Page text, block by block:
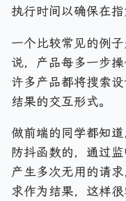
执行时间以确保在指
一个比较常见的例
说，产品每多一步
许多产品都将搜索
结果的交互形式。
做前端的同学都知
防抖函数的，通过
产生多次无用的请
求作为结果，这样